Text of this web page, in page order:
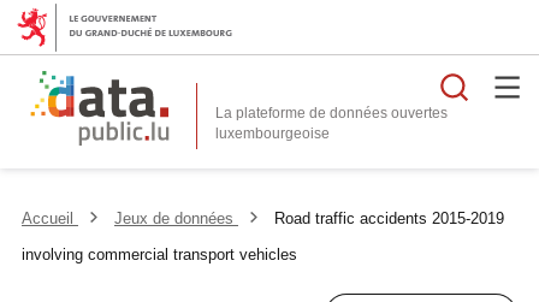
La plateforme de données ouvertes
Accueil Jeux de données
Road traffic accidents 2015-2019
involving commercial transport vehicles